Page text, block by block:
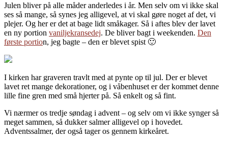
Julen bliver på alle måder anderledes i år. Men selv om vi ikke skal
ses så mange, så synes jeg alligevel, at vi skal gøre noget af det, vi
plejer. Og her er det at bage lidt småkager. Så i aftes blev der lavet
en ny portion vaniljekransedej. De bliver bagt i weekenden. Den
første portion, jeg bagte – den er blevet spist 🙂
I kirken har graveren travlt med at pynte op til jul. Der er blevet
lavet ret mange dekorationer, og i våbenhuset er der kommet denne
lille fine gren med små hjerter på. Så enkelt og så fint.
Vi nærmer os tredje søndag i advent – og selv om vi ikke synger så
meget sammen, så dukker salmer alligevel op i hovedet.
Adventssalmer, der også tager os gennem kirkeåret.